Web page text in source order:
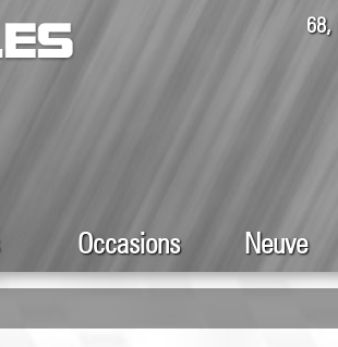
Occasions Neuve
68,